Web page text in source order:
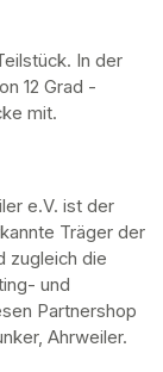
In der
12 Grad -
mit.
e.V. ist der
Träger der
zugleich die
und
Partnershop
Ahrweiler.